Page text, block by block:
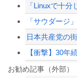
お勧め記事（外部）